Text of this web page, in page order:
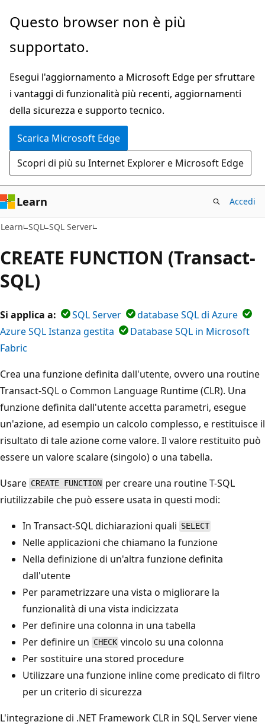
Ignora
passa
contenuto
principale
Questo browser non è più
supportato.
Esegui l'aggiornamento a Microsoft Edge per sfruttare
i vantaggi di funzionalità più recenti, aggiornamenti
della sicurezza e supporto tecnico.
Scarica Microsoft Edge
Scopri di più su Internet Explorer e Microsoft Edge
Learn Accedi
Learn SQL SQL Server
CREATE FUNCTION (Transact-
SQL)
Si applica a: SQL Server
database SQL di Azure
Azure SQL Istanza gestita
Database SQL in Microsoft
Fabric
Crea una funzione definita dall'utente, ovvero una routine
Transact-SQL o Common Language Runtime (CLR). Una
funzione definita dall'utente accetta parametri, esegue
un'azione, ad esempio un calcolo complesso, e restituisce il
risultato di tale azione come valore. Il valore restituito può
essere un valore scalare (singolo) o una tabella.
Usare CREATE FUNCTION per creare una routine T-SQL
riutilizzabile che può essere usata in questi modi:
In Transact-SQL dichiarazioni quali SELECT
Nelle applicazioni che chiamano la funzione
Nella definizione di un'altra funzione definita
dall'utente
Per parametrizzare una vista o migliorare la
funzionalità di una vista indicizzata
Per definire una colonna in una tabella
Per definire un CHECK vincolo su una colonna
Per sostituire una stored procedure
Utilizzare una funzione inline come predicato di filtro
per un criterio di sicurezza
L'integrazione di .NET Framework CLR in SQL Server viene